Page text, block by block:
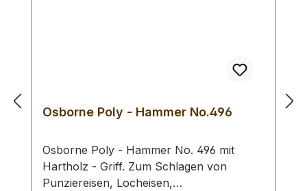
Osborne Poly - Hammer No.496
Osborne Poly - Hammer No. 496 mit
Hartholz - Griff. Zum Schlagen von
Punziereisen, Locheisen,